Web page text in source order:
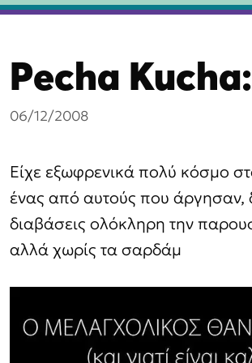
Pecha
06/12/2008
Είχε εξωφρενικά πολύ κόσμο
ένας από αυτούς που άργησαν,
διαβάσεις ολόκληρη την
αλλά χωρίς τα σαρδάμ